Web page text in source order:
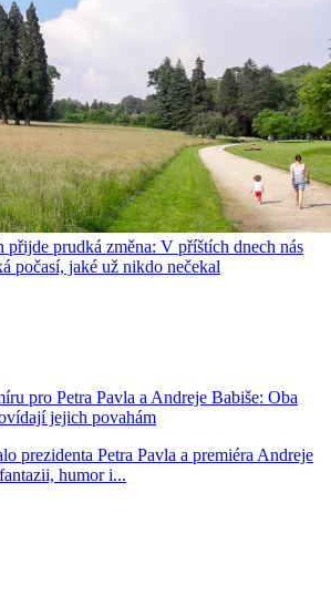
přijde prudká změna: V příštích dnech nás
počasí, jaké už nikdo nečekal
pro Petra Pavla a Andreje Babiše: Oba
jejich povahám
prezidenta Petra Pavla a premiéra Andreje
humor i...